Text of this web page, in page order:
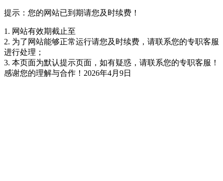
提示：您的网站已到期请您及时续费！
1. 网站有效期截止至
2. 为了网站能够正常运行请您及时续费，请联系您的专职客服
进行处理；
3. 本页面为默认提示页面，如有疑惑，请联系您的专职客服！
感谢您的理解与合作！ 2026年4月9日